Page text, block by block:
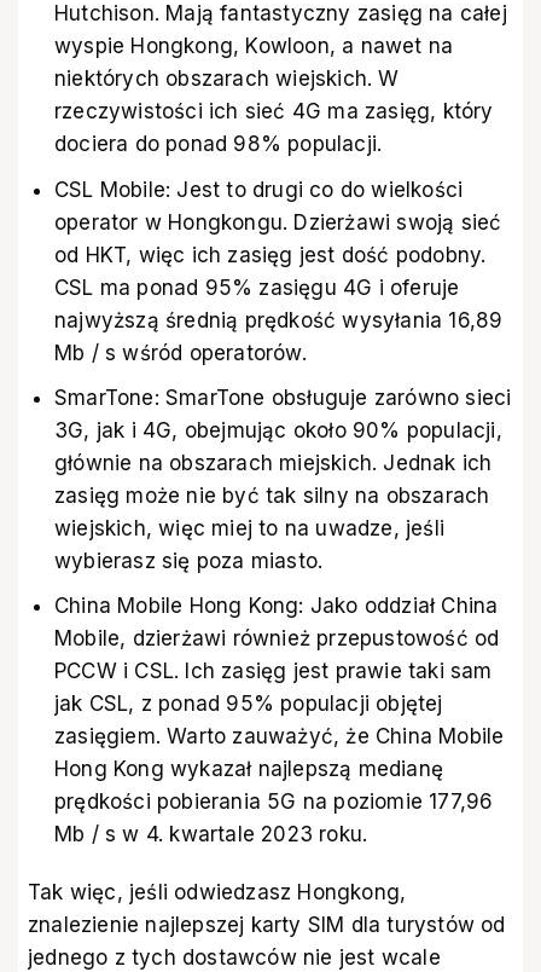
Hutchison. Mają fantastyczny zasięg na całej
wyspie Hongkong, Kowloon, a nawet na
niektórych obszarach wiejskich. W
rzeczywistości ich sieć 4G ma zasięg, który
dociera do ponad 98% populacji.
CSL Mobile: Jest to drugi co do wielkości
operator w Hongkongu. Dzierżawi swoją sieć
od HKT, więc ich zasięg jest dość podobny.
CSL ma ponad 95% zasięgu 4G i oferuje
najwyższą średnią prędkość wysyłania 16,89
Mb / s wśród operatorów.
SmarTone: SmarTone obsługuje zarówno sieci
3G, jak i 4G, obejmując około 90% populacji,
głównie na obszarach miejskich. Jednak ich
zasięg może nie być tak silny na obszarach
wiejskich, więc miej to na uwadze, jeśli
wybierasz się poza miasto.
China Mobile Hong Kong: Jako oddział China
Mobile, dzierżawi również przepustowość od
PCCW i CSL. Ich zasięg jest prawie taki sam
jak CSL, z ponad 95% populacji objętej
zasięgiem. Warto zauważyć, że China Mobile
Hong Kong wykazał najlepszą medianę
prędkości pobierania 5G na poziomie 177,96
Mb / s w 4. kwartale 2023 roku.
Tak więc, jeśli odwiedzasz Hongkong,
znalezienie najlepszej karty SIM dla turystów od
jednego z tych dostawców nie jest wcale